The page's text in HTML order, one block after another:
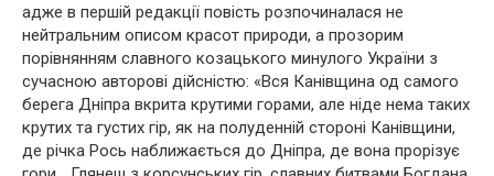
адже в першій редакції повість розпочиналася не
нейтральним описом красот природи, а прозорим
порівнянням славного козацького минулого України з
сучасною авторові дійсністю: «Вся Канівщина од самого
берега Дніпра вкрита крутими горами, але ніде нема таких
крутих та густих гір, як на полуденній стороні Канівщини,
де річка Рось наближається до Дніпра, де вона прорізує